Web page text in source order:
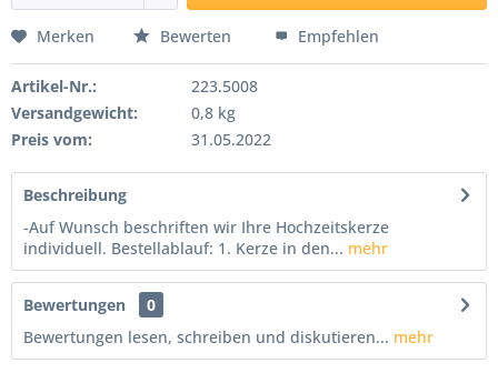
Merken Bewerten Empfehlen
Artikel-Nr.:
223.5008
Versandgewicht:
0,8 kg
Preis vom:
31.05.2022
Beschreibung
-Auf Wunsch beschriften wir Ihre Hochzeitskerze
individuell. Bestellablauf: 1. Kerze in den... mehr
Bewertungen
0
Bewertungen lesen, schreiben und diskutieren... mehr